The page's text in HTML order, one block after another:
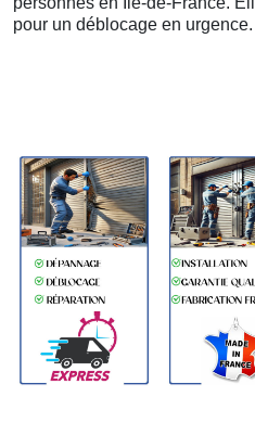
pour un déblocage en urgence.